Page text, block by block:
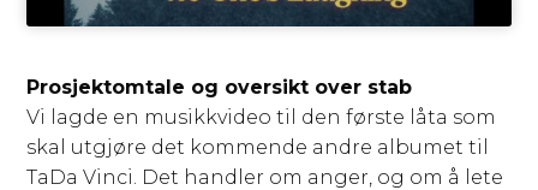
Prosjektomtale og oversikt over stab
Vi lagde en musikkvideo til den første låta som
skal utgjøre det kommende andre albumet til
TaDa Vinci. Det handler om anger, og om å lete